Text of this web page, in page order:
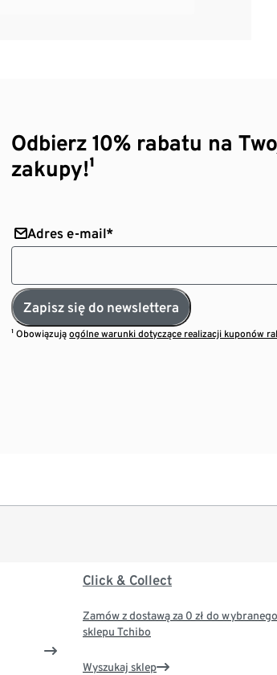
Odbierz 10% rabatu na
zakupy!¹
Adres e-mail*
Zapisz się do newslettera
¹ Obowiązująogólne warunki dotyczące realizacji kuponów
Click & Collect
Zamów z dostawą za 0 zł do wybranego
sklepu Tchibo
Wyszukaj sklep